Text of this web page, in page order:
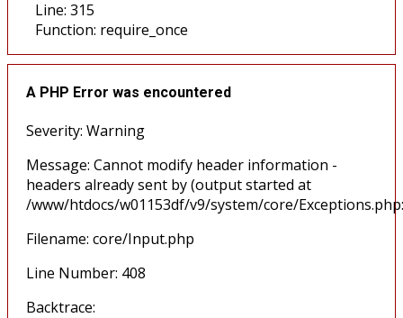
Line: 315
Function: require_once
A PHP Error was encountered
Severity: Warning
Message: Cannot modify header information -
headers already sent by (output started at
/www/htdocs/w01153df/v9/system/core/
Filename: core/Input.php
Line Number: 408
Backtrace: